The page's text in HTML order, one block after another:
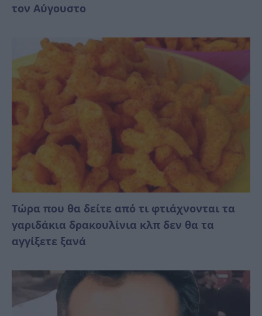
τον Αύγουστο
Τώρα που θα δείτε από τι φτιάχνονται τα
γαριδάκια δρακουλίνια κλπ δεν θα τα
αγγίξετε ξανά